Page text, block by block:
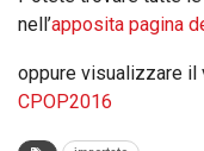
nell’apposita pagina
oppure visualizzare il
CPOP2016